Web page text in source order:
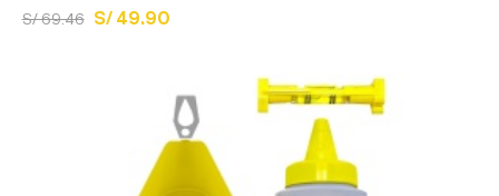
S/ 69.46 S/ 49.90